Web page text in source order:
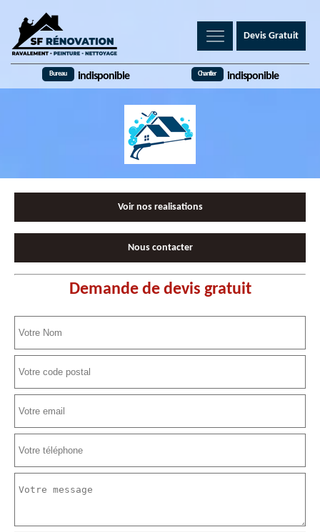
Devis Gratuit
Bureau indisponible Chantier indisponible
Voir nos realisations
Nous contacter
Demande de devis gratuit